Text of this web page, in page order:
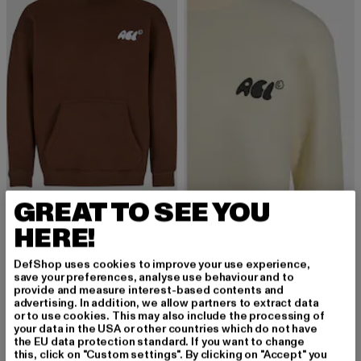
ANOTHER COTTON LAB
46,19 EUR
Prix courant: 46,19 EUR
59,99 EUR
ANOTHER COTTON LAB
-25% -23%
GREAT TO SEE YOU
HERE!
DefShop uses cookies to improve your use experience,
save your preferences, analyse use behaviour and to
provide and measure interest-based contents and
advertising. In addition, we allow partners to extract data
or to use cookies. This may also include the processing of
your data in the USA or other countries which do not have
the EU data protection standard. If you want to change
this, click on "Custom settings". By clicking on "Accept" you